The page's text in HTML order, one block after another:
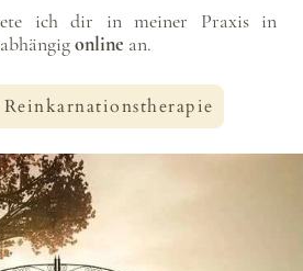
ich dir in meiner Praxis in
online an.